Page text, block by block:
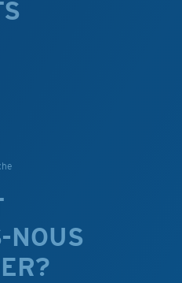
NOUS